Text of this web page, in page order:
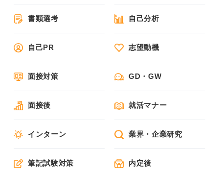
書類選考 自己分析
自己PR 志望動機
面接対策 GD・GW
面接後 就活マナー
インターン 業界・企業研究
筆記試験対策 内定後